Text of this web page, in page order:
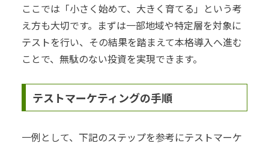
ここでは「小さく始めて、大きく育てる」という考
え方も大切です。まずは一部地域や特定層を対象に
テストを行い、その結果を踏まえて本格導入へ進む
ことで、無駄のない投資を実現できます。
テストマーケティングの手順
一例として、下記のステップを参考にテストマーケ